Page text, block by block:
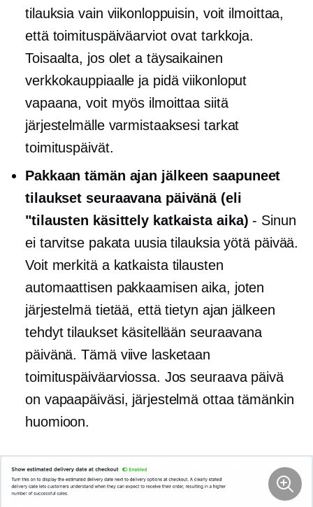
tilauksia vain viikonloppuisin, voit ilmoittaa,
että toimituspäiväarviot ovat tarkkoja.
Toisaalta, jos olet a täysaikainen
verkkokauppiaalle ja pidä viikonloput
vapaana, voit myös ilmoittaa siitä
järjestelmälle varmistaaksesi tarkat
toimituspäivät.
Pakkaan tämän ajan jälkeen saapuneet
tilaukset seuraavana päivänä (eli
"tilausten käsittely katkaistaaika) - Sinun
ei tarvitse pakata uusia tilauksia yötä päivää.
Voit merkitä a katkaistatilausten
automaattisen pakkaamisen aika, joten
järjestelmä tietää, että tietyn ajan jälkeen
tehdyt tilaukset käsitellään seuraavana
päivänä. Tämä viive lasketaan
toimituspäiväarviossa. Jos seuraava päivä
on vapaapäiväsi, järjestelmä ottaa tämänkin
huomioon.